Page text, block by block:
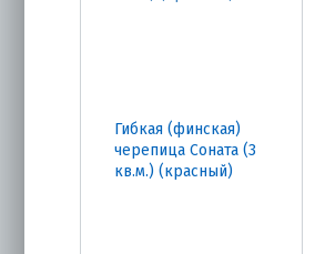
Гибкая (финская)
черепица Соната (3
кв.м.) (красный)